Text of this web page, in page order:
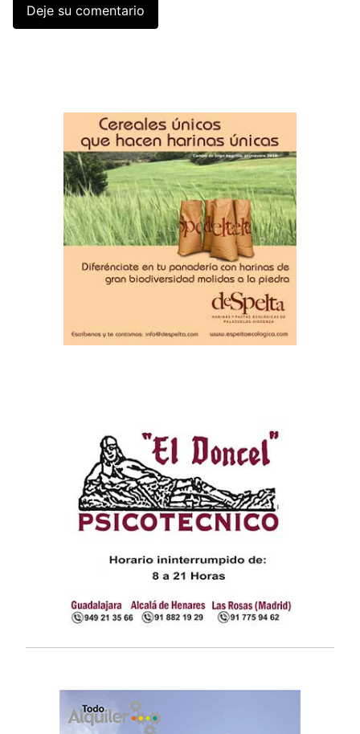
Deje su comentario